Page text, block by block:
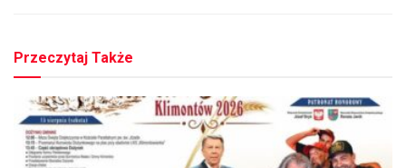
Przeczytaj Także